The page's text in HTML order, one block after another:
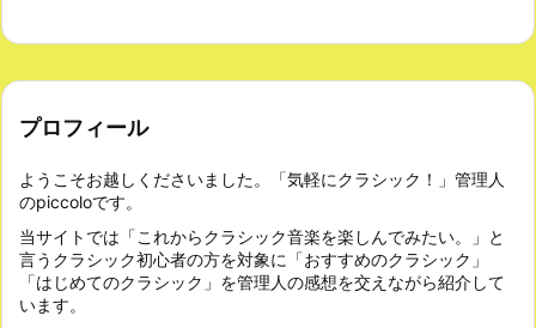
プロフィール
ようこそお越しくださいました。「気軽にクラシック！」管理人
のpiccoloです。
当サイトでは「これからクラシック音楽を楽しんでみたい。」と
言うクラシック初心者の方を対象に「おすすめのクラシック」
「はじめてのクラシック」を管理人の感想を交えながら紹介して
います。